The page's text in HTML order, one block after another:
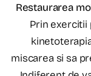
Restaurarea
Prin exercitii
miscarea si sa